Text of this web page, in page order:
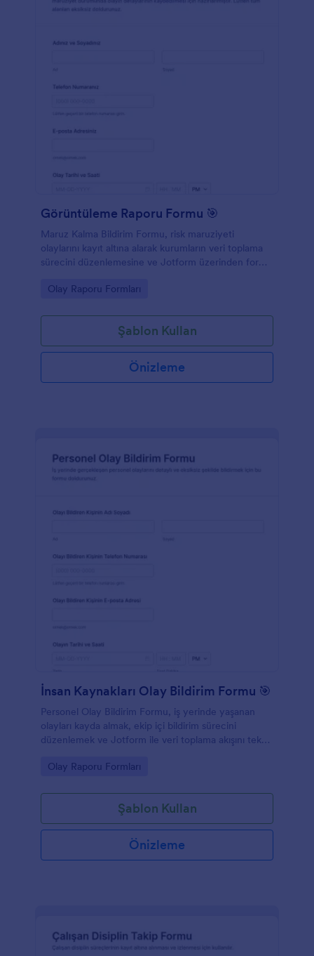
Görüntüleme Raporu Formu 🎯
Maruz Kalma Bildirim Formu, risk maruziyeti
olaylarını kayıt altına alarak kurumların veri toplama
sürecini düzenlemesine ve Jotform üzerinden form
olur.
Go to Category:
Olay Raporu Formları
Şablon Kullan
Önizleme
İnsan Kaynakları Olay Bildirim Formu 🎯
Personel Olay Bildirim Formu, iş yerinde yaşanan
olayları kayda almak, ekip içi bildirim sürecini
düzenlemek ve Jotform ile veri toplama akışını tek
Go to Category:
Olay Raporu Formları
Şablon Kullan
Önizleme